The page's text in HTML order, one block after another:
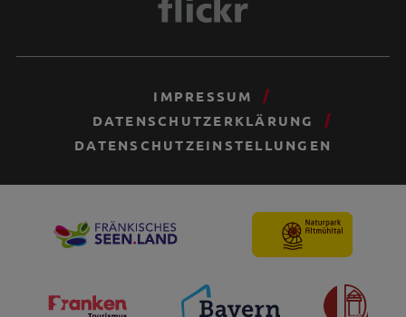
IMPRESSUM
DATENSCHUTZERKLÄRUNG
DATENSCHUTZEINSTELLUNGEN